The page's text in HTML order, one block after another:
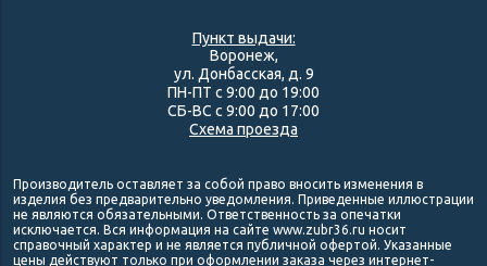
Пункт выдачи:
Воронеж,
ул. Донбасская, д. 9
ПН-ПТ с 9:00 до 19:00
СБ-ВС с 9:00 до 17:00
Схема проезда
Производитель оставляет за собой право вносить изменения в
изделия без предварительно уведомления. Приведенные иллюстрации
не являются обязательными. Ответственность за опечатки
исключается. Вся информация на сайте www.zubr36.ru носит
справочный характер и не является публичной офертой. Указанные
цены действуют только при оформлении заказа через интернет-